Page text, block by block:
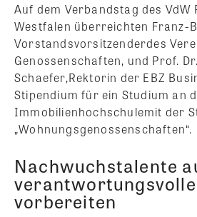
Auf dem Verbandstag des VdW
Westfalen überreichten Franz-
Vorstandsvorsitzenderdes
Genossenschaften, und Prof.
Schaefer,Rektorin der EBZ
Stipendium für ein Studium an
Immobilienhochschulemit der
„Wohnungsgenossenschaften“.
Nachwuchstalente
vorbereiten